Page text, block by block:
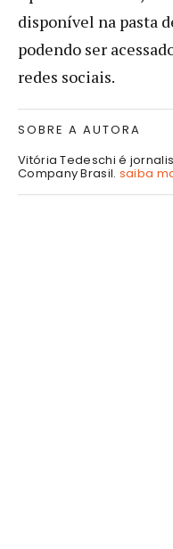
disponível na pasta
podendo ser
redes sociais.
SOBRE A AUTORA
Vitória Tedeschi é
Company Brasil. saiba